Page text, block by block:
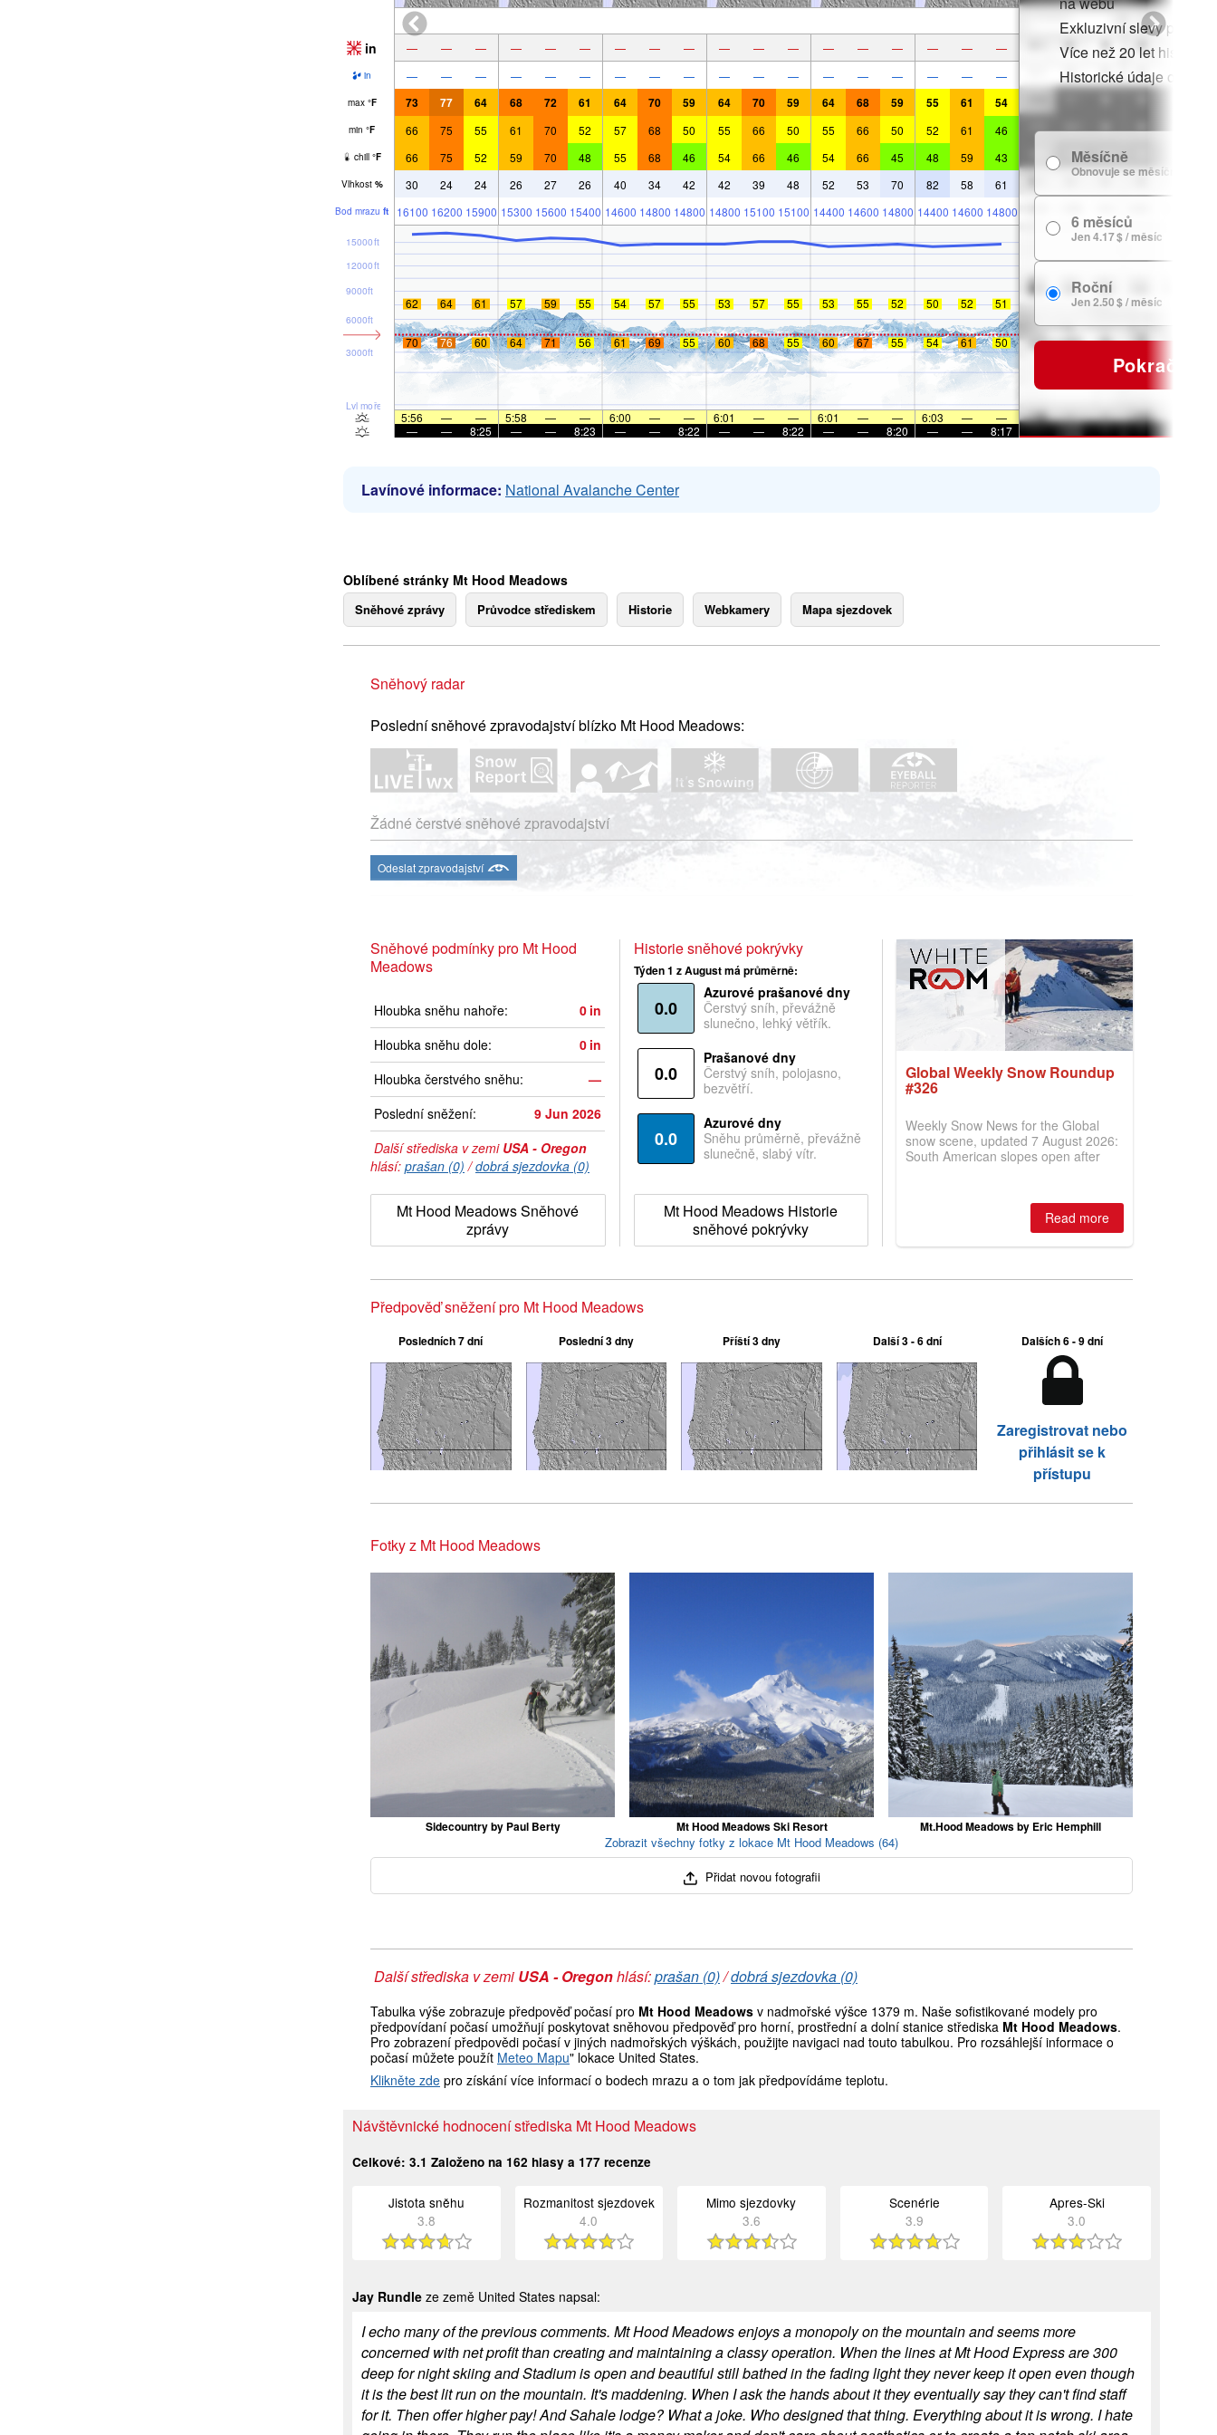
in — — — — — — — — — — — — — — — — — —
in — — — — — — — — — — — — — — — — — —
max °F 73 77 64 68 72 61 64 70 59 64 70 59 64 68 59 55 61 54
min °F 66 75 55 61 70 52 57 68 50 55 66 50 55 66 50 52 61 46
chill °F 66 75 52 59 70 48 55 68 46 54 66 46 54 66 45 48 59 43
Vlhkost % 30 24 24 26 27 26 40 34 42 42 39 48 52 53 70 82 58 61
Bod mrazu ft 16100 16200 15900 15300 15600 15400 14600 14800 14800 14800 15100 15100 14400 14600 14800 14400 14600 14800
Lvl moře
3000ft
6000ft
9000ft
12000ft
15000ft
62 64 61 57 59 55 54 57 55 53 57 55 53 55 52 50 52 51
70 76 60 64 71 56 61 69 55 60 68 55 60 67 55 54 61 50
5:56 — — 5:58 — — 6:00 — — 6:01 — — 6:01 — — 6:03 —
—
—
— 8:25 — — 8:23 — — 8:22 — — 8:22 — — 8:20 — — 8:17
Exkluzivní slevy pro
Více než 20 let historie
Historické údaje o
Měsíčně
Obnovuje se měsíčně
6 měsíců
Jen 4.17 $ / měsíc
Roční
Jen 2.50 $ / měsíc
Pokračovat
Lavínové informace: National Avalanche Center
Oblíbené stránky Mt Hood Meadows
Sněhové zprávy Průvodce střediskem Historie Webkamery Mapa sjezdovek
Sněhový radar
Poslední sněhové zpravodajství blízko Mt Hood Meadows:
Žádné čerstvé sněhové zpravodajství
Odeslat zpravodajství
Sněhové podmínky pro Mt Hood
Meadows
Hloubka sněhu nahoře: 0 in
Hloubka sněhu dole:
0 in
Hloubka čerstvého sněhu:
—
Poslední sněžení:
9 Jun 2026
Další střediska v zemi USA - Oregon
hlásí: prašan (0) /dobrá sjezdovka (0)
Mt Hood Meadows Sněhové
zprávy
Historie sněhové pokrývky
Týden 1 z August má průměrně:
0.0
Azurové prašanové dny
Čerstvý sníh, převážně
slunečno, lehký větřík.
0.0
Prašanové dny
Čerstvý sníh, polojasno,
bezvětří.
0.0
Azurové dny
Sněhu průměrně, převážně
slunečně, slabý vítr.
Mt Hood Meadows Historie
sněhové pokrývky
Global Weekly Snow Roundup
#326
Weekly Snow News for the Global
snow scene, updated 7 August 2026:
South American slopes open after
Australian areas open most terrain of
2026, northern hemisphere down to
two outdoor areas still open.
Read more
Předpověď sněžení pro Mt Hood Meadows
Posledních 7 dní Poslední 3 dny Příští 3 dny Další 3 - 6 dní Dalších 6 - 9 dní
Zaregistrovat nebo
přihlásit se k
přístupu
Fotky z Mt Hood Meadows
Sidecountry by Paul Berty Mt Hood Meadows Ski Resort Mt.Hood Meadows by Eric Hemphill
Zobrazit všechny fotky z lokace Mt Hood Meadows (64)
Přidat novou fotografii
Další střediska v zemi USA - Oregonhlásí:prašan (0)/dobrá sjezdovka (0)
Tabulka výše zobrazuje předpověď počasí pro Mt Hood Meadows v nadmořské výšce 1379 m. Naše sofistikované modely pro
předpovídaní počasí umožňují poskytovat sněhovou předpověď pro horní, prostřední a dolní stanice střediska Mt Hood Meadows.
Pro zobrazení předpovědi počasí v jiných nadmořských výškách, použijte navigaci nad touto tabulkou. Pro rozsáhlejší informace o
počasí můžete použít Meteo Mapu" lokace United States.
Klikněte zde pro získání více informací o bodech mrazu a o tom jak předpovídáme teplotu.
Návštěvnické hodnocení střediska Mt Hood Meadows
Celkové: 3.1 Založeno na 162 hlasy a 177 recenze
Jistota sněhu
3.8
Rozmanitost sjezdovek
4.0
Mimo sjezdovky
3.6
Scenérie
3.9
Apres-Ski
3.0
Jay Rundle ze země United States napsal:
I echo many of the previous comments. Mt Hood Meadows enjoys a monopoly on the mountain and seems more
concerned with net profit than creating and maintaining a classy operation. When the lines at Mt Hood Express are 300
deep for night skiing and Stadium is open and beautiful still bathed in the fading light they never keep it open even though
it is the best lit run on the mountain. It's maddening. When I ask the hands about it they eventually say they can't find staff
for it. Then offer higher pay! And Sahale lodge? What a joke. Who designed that thing. Everything about it is wrong. I hate